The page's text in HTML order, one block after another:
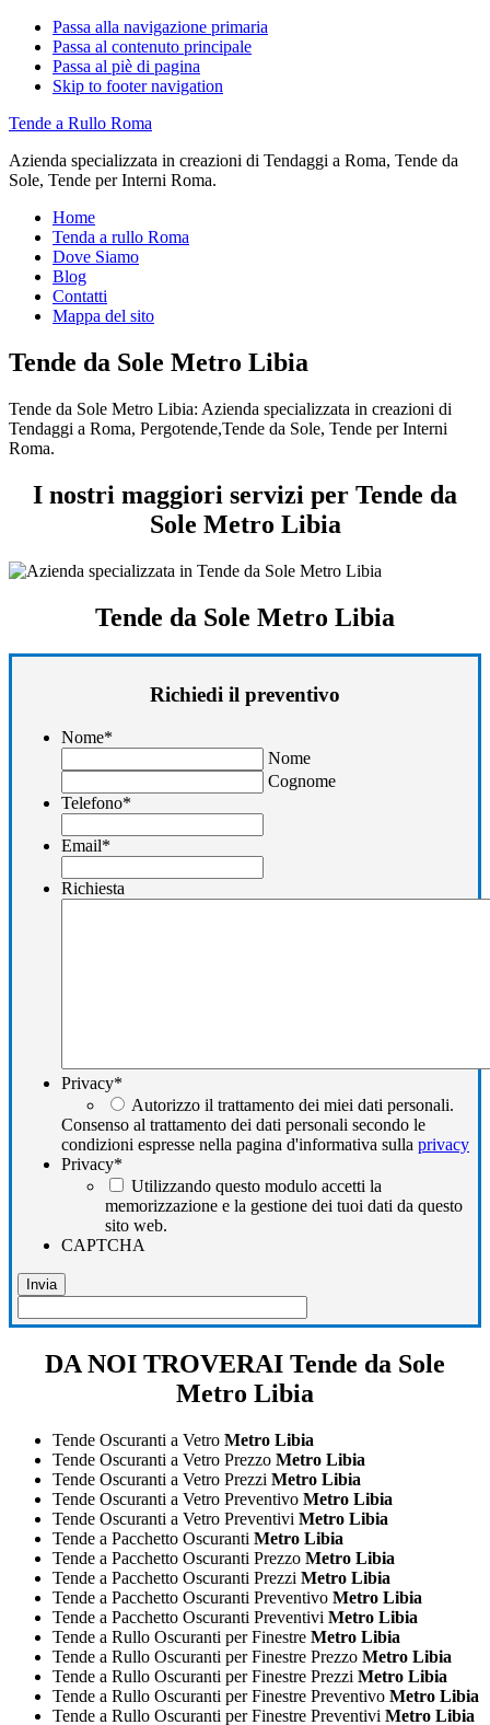
Passa alla navigazione primaria
Passa al contenuto principale
Passa al piè di pagina
Skip to footer navigation
Tende a Rullo Roma
Azienda specializzata in creazioni di Tendaggi a Roma, Tende da
Sole, Tende per Interni Roma.
Home
Tenda a rullo Roma
Dove Siamo
Blog
Contatti
Mappa del sito
Tende da Sole Metro Libia
Tende da Sole Metro Libia: Azienda specializzata in creazioni di
Tendaggi a Roma, Pergotende,Tende da Sole, Tende per Interni
Roma.
I nostri maggiori servizi per Tende da
Sole Metro Libia
Tende da Sole Metro Libia
Richiedi il preventivo
Nome*
Nome
Cognome
Telefono*
Email*
Richiesta
Privacy*
Autorizzo il trattamento dei miei dati personali.
Consenso al trattamento dei dati personali secondo le
condizioni espresse nella pagina d'informativa sulla privacy
Privacy*
Utilizzando questo modulo accetti la
memorizzazione e la gestione dei tuoi dati da questo
sito web.
CAPTCHA
DA NOI TROVERAI Tende da Sole
Metro Libia
Tende Oscuranti a Vetro Metro Libia
Tende Oscuranti a Vetro Prezzo Metro Libia
Tende Oscuranti a Vetro Prezzi Metro Libia
Tende Oscuranti a Vetro Preventivo Metro Libia
Tende Oscuranti a Vetro Preventivi Metro Libia
Tende a Pacchetto Oscuranti Metro Libia
Tende a Pacchetto Oscuranti Prezzo Metro Libia
Tende a Pacchetto Oscuranti Prezzi Metro Libia
Tende a Pacchetto Oscuranti Preventivo Metro Libia
Tende a Pacchetto Oscuranti Preventivi Metro Libia
Tende a Rullo Oscuranti per Finestre Metro Libia
Tende a Rullo Oscuranti per Finestre Prezzo Metro Libia
Tende a Rullo Oscuranti per Finestre Prezzi Metro Libia
Tende a Rullo Oscuranti per Finestre Preventivo Metro Libia
Tende a Rullo Oscuranti per Finestre Preventivi Metro Libia